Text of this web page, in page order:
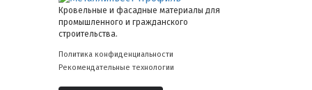
Кровельные и фасадные материалы для
промышленного и гражданского
строительства.
Политика конфиденциальности
Рекомендательные технологии